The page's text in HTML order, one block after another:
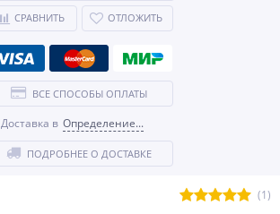
(1)
СРАВНИТЬ ОТЛОЖИТЬ
ВСЕ СПОСОБЫ ОПЛАТЫ
Доставка в Определение...
ПОДРОБНЕЕ О ДОСТАВКЕ